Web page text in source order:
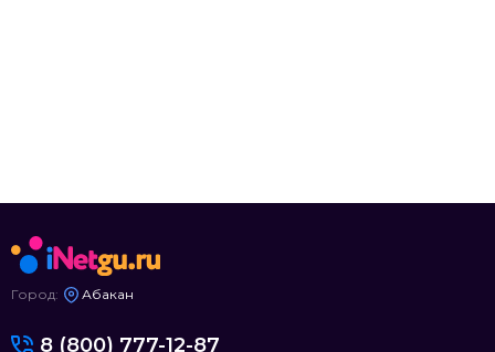
Город: Абакан
8 (800) 777-12-87